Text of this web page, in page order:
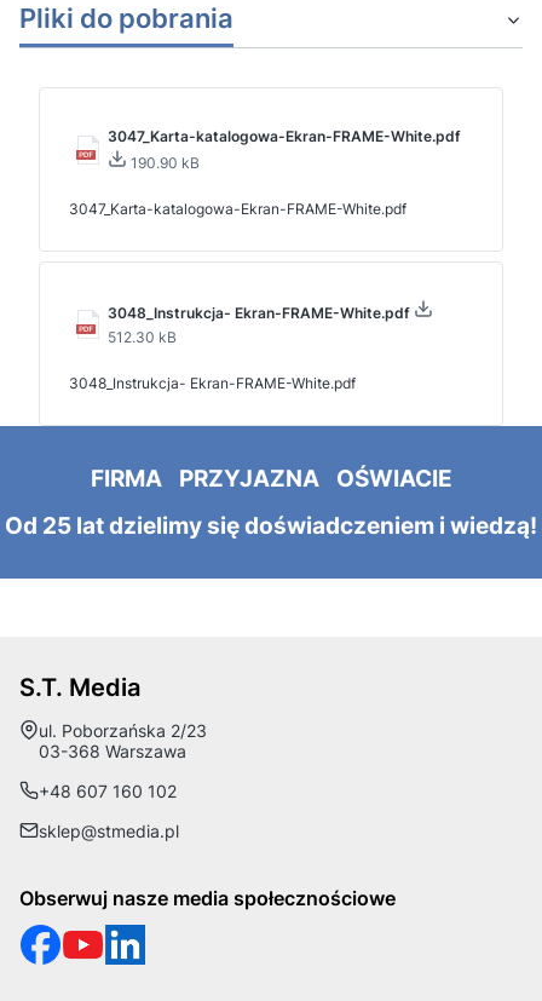
Pliki do pobrania
3047_Karta-katalogowa-Ekran-FRAME-White.pdf
190.90 kB
3047_Karta-katalogowa-Ekran-FRAME-White.pdf
3048_Instrukcja- Ekran-FRAME-White.pdf
512.30 kB
3048_Instrukcja- Ekran-FRAME-White.pdf
FIRMA PRZYJAZNA OŚWIACIE
Od 25 lat dzielimy się doświadczeniem i wiedzą!
S.T. Media
Adres:
ul. Poborzańska 2/23
03-368 Warszawa
+48 607 160 102
sklep@stmedia.pl
Obserwuj nasze media społecznościowe